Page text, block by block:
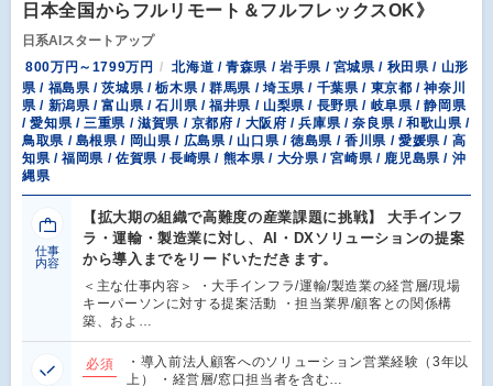
日本全国からフルリモート＆フルフレックスOK》
日系AIスタートアップ
800万円～1799万円
北海道 / 青森県 / 岩手県 / 宮城県 / 秋田県 / 山形
県 / 福島県 / 茨城県 / 栃木県 / 群馬県 / 埼玉県 / 千葉県 / 東京都 / 神奈川
県 / 新潟県 / 富山県 / 石川県 / 福井県 / 山梨県 / 長野県 / 岐阜県 / 静岡県
/ 愛知県 / 三重県 / 滋賀県 / 京都府 / 大阪府 / 兵庫県 / 奈良県 / 和歌山県 /
鳥取県 / 島根県 / 岡山県 / 広島県 / 山口県 / 徳島県 / 香川県 / 愛媛県 / 高
知県 / 福岡県 / 佐賀県 / 長崎県 / 熊本県 / 大分県 / 宮崎県 / 鹿児島県 / 沖
縄県
仕事
内容
【拡大期の組織で高難度の産業課題に挑戦】 大手インフ
ラ・運輸・製造業に対し、AI・DXソリューションの提案
から導入までをリードいただきます。
＜主な仕事内容＞ ・大手インフラ/運輸/製造業の経営層/現場
キーパーソンに対する提案活動 ・担当業界/顧客との関係構
築、およ…
必須
・導入前法人顧客へのソリューション営業経験（3年以
上） ・経営層/窓口担当者を含む…